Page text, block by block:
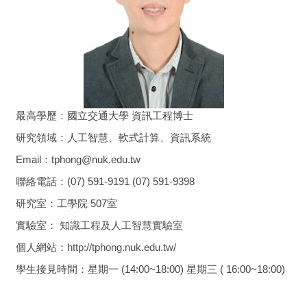
最高學歷：國立交通大學 資訊工程博士
研究領域：人工智慧、軟式計算、資訊系統
Email：tphong@nuk.edu.tw
聯絡電話：(07) 591-9191 (07) 591-9398
研究室：工學院 507室
實驗室： 知識工程及人工智慧實驗室
個人網站： http://tphong.nuk.edu.tw/
學生接見時間：星期一 (14:00~18:00) 星期三 ( 16:00~18:00)